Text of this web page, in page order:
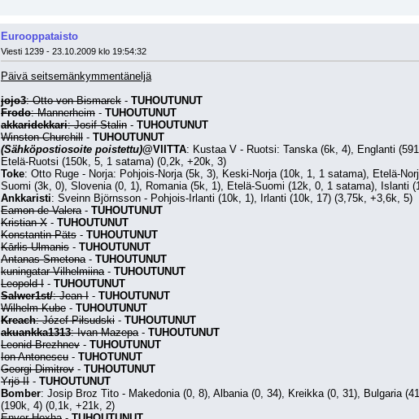
Eurooppataisto
Viesti 1239 - 23.10.2009 klo 19:54:32
Päivä seitsemänkymmentäneljä
jojo3: Otto von Bismarck - TUHOUTUNUT
Frodo: Mannerheim - TUHOUTUNUT
akkaridekkari: Josif Stalin - TUHOUTUNUT
Winston Churchill - TUHOUTUNUT
(Sähköpostiosoite poistettu)@VIITTA: Kustaa V - Ruotsi: Tanska (6k, 4), Englanti
Etelä-Ruotsi (150k, 5, 1 satama) (0,2k, +20k, 3)
Toke: Otto Ruge - Norja: Pohjois-Norja (5k, 3), Keski-Norja (10k, 1, 1 satama), Etelä-
Suomi (3k, 0), Slovenia (0, 1), Romania (5k, 1), Etelä-Suomi (12k, 0, 1 satama), Islanti
Ankkaristi: Sveinn Björnsson - Pohjois-Irlanti (10k, 1), Irlanti (10k, 17) (3,75k, +3,6k, 5)
Eamon de Valera - TUHOUTUNUT
Kristian X - TUHOUTUNUT
Konstantin Päts - TUHOUTUNUT
Kārlis Ulmanis - TUHOUTUNUT
Antanas Smetona - TUHOUTUNUT
kuningatar Vilhelmiina - TUHOUTUNUT
Leopold I - TUHOUTUNUT
Salwer1st/: Jean I - TUHOUTUNUT
Wilhelm Kube - TUHOUTUNUT
Kreach: Józef Piłsudski - TUHOUTUNUT
akuankka1313: Ivan Mazepa - TUHOUTUNUT
Leonid Brezhnev - TUHOUTUNUT
Ion Antonescu - TUHOTUNUT
Georgi Dimitrov - TUHOUTUNUT
Yrjö II - TUHOUTUNUT
Bomber: Josip Broz Tito - Makedonia (0, 8), Albania (0, 34), Kreikka (0, 31), Bulgaria
(190k, 4) (0,1k, +21k, 2)